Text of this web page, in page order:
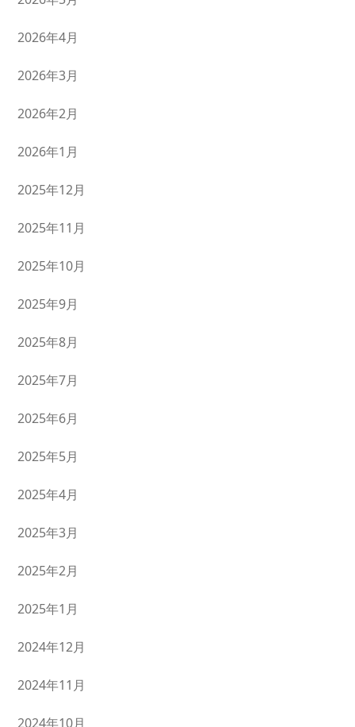
2026年4月
2026年3月
2026年2月
2026年1月
2025年12月
2025年11月
2025年10月
2025年9月
2025年8月
2025年7月
2025年6月
2025年5月
2025年4月
2025年3月
2025年2月
2025年1月
2024年12月
2024年11月
2024年10月